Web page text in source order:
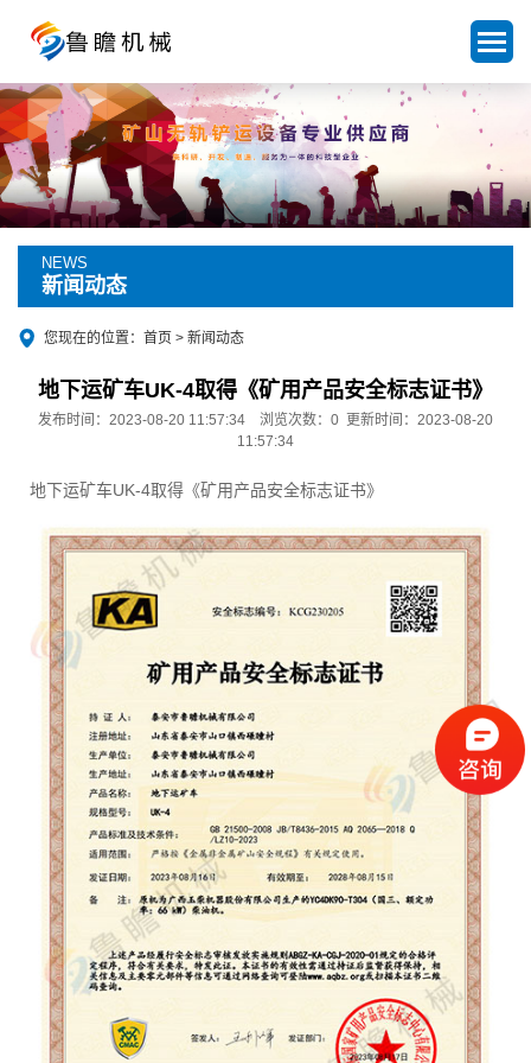
NEWS
新闻动态
您现在的位置： 首页 > 新闻动态
地下运矿车UK-4取得《矿用产品安全标志证书》
发布时间：2023-08-20 11:57:34 浏览次数： 0 更新时间：2023-08-20
11:57:34
地下运矿车UK-4取得《矿用产品安全标志证书》